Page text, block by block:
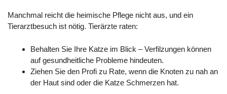
Manchmal reicht die heimische Pflege nicht aus, und ein
Tierarztbesuch ist nötig. Tierärzte raten:
Behalten Sie Ihre Katze im Blick – Verfilzungen können
auf gesundheitliche Probleme hindeuten.
Ziehen Sie den Profi zu Rate, wenn die Knoten zu nah an
der Haut sind oder die Katze Schmerzen hat.